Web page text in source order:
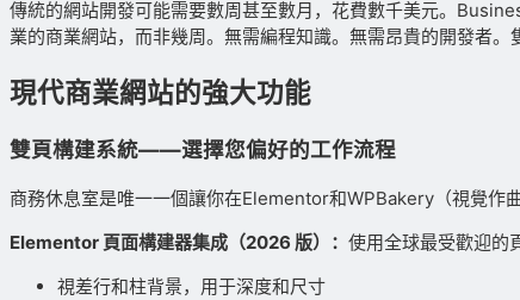
傳統的網站開發可能需要數周甚至數月，花費數千美元。
業的商業網站，而非幾周。無需編程知識。無需昂貴的開發者。
現代商業網站的強大功能
雙頁構建系統——選擇您偏好的工作流程
商務休息室是唯一一個讓你在Elementor和WPBakery（視覺作
Elementor 頁面構建器集成（2026 版）： 使用全球最受歡迎的
視差行和柱背景，用于深度和尺寸